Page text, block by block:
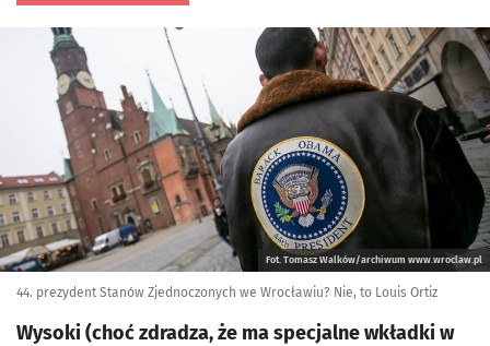
Kliknij, aby powiększyć
Fot. Tomasz Walków/archiwum www.wroclaw.pl
44. prezydent Stanów Zjednoczonych we Wrocławiu? Nie, to Louis Ortiz
Wysoki (choć zdradza, że ma specjalne wkładki w